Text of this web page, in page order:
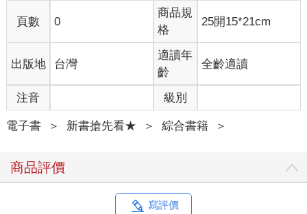
頁數 0
商品規
格
25開15*21cm
出版地 台灣
適讀年
齡
全齡適讀
注音 級別
電子書 ＞ 新書搶先看★ ＞ 綜合書籍 ＞
商品評價
寫評價